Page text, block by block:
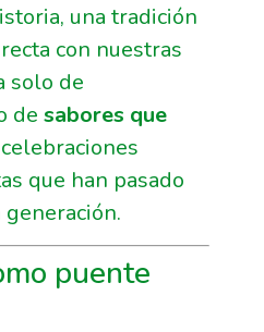
una tradición
con nuestras
solo de
de sabores que
que han pasado
puente